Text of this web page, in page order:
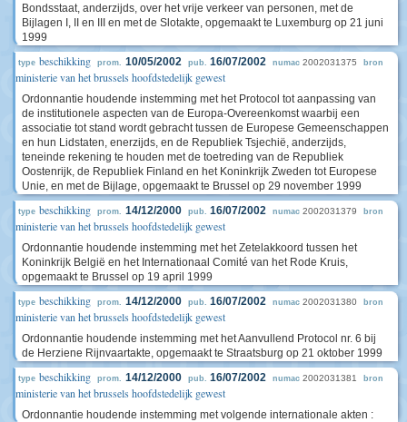
Bondsstaat, anderzijds, over het vrije verkeer van personen, met de
Bijlagen I, II en III en met de Slotakte, opgemaakt te Luxemburg op 21 juni
1999
type beschikking prom. 10/05/2002 pub. 16/07/2002 numac 2002031375 bron
ministerie van het brussels hoofdstedelijk gewest
Ordonnantie houdende instemming met het Protocol tot aanpassing van
de institutionele aspecten van de Europa-Overeenkomst waarbij een
associatie tot stand wordt gebracht tussen de Europese Gemeenschappen
en hun Lidstaten, enerzijds, en de Republiek Tsjechië, anderzijds,
teneinde rekening te houden met de toetreding van de Republiek
Oostenrijk, de Republiek Finland en het Koninkrijk Zweden tot Europese
Unie, en met de Bijlage, opgemaakt te Brussel op 29 november 1999
type beschikking prom. 14/12/2000 pub. 16/07/2002 numac 2002031379 bron
ministerie van het brussels hoofdstedelijk gewest
Ordonnantie houdende instemming met het Zetelakkoord tussen het
Koninkrijk België en het Internationaal Comité van het Rode Kruis,
opgemaakt te Brussel op 19 april 1999
type beschikking prom. 14/12/2000 pub. 16/07/2002 numac 2002031380 bron
ministerie van het brussels hoofdstedelijk gewest
Ordonnantie houdende instemming met het Aanvullend Protocol nr. 6 bij
de Herziene Rijnvaartakte, opgemaakt te Straatsburg op 21 oktober 1999
type beschikking prom. 14/12/2000 pub. 16/07/2002 numac 2002031381 bron
ministerie van het brussels hoofdstedelijk gewest
Ordonnantie houdende instemming met volgende internationale akten :